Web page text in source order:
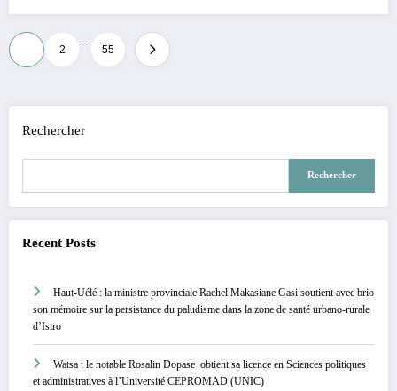
Pagination
des
publications
2
…
55
Rechercher
Rechercher
Recent Posts
Haut-Uélé : la ministre provinciale Rachel Makasiane Gasi soutient avec brio
son mémoire sur la persistance du paludisme dans la zone de santé urbano-rurale
d’Isiro
Watsa : le notable Rosalin Dopase obtient sa licence en Sciences politiques
et administratives à l’Université CEPROMAD (UNIC)